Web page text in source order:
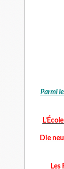
Parmi
Die
Les